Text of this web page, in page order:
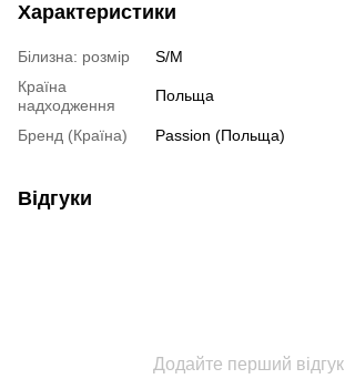
Характеристики
Білизна: розмір
S/M
Країна
надходження
Польща
Бренд (Країна) Passion (Польща)
Відгуки
Додайте перший відгук